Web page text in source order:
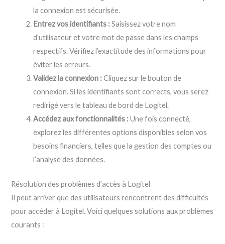
la connexion est sécurisée.
Entrez vos identifiants :Saisissez votre nom
d’utilisateur et votre mot de passe dans les champs
respectifs. Vérifiez l’exactitude des informations pour
éviter les erreurs.
Validez la connexion :Cliquez sur le bouton de
connexion. Si les identifiants sont corrects, vous serez
redirigé vers le tableau de bord de Logitel.
Accédez aux fonctionnalités :Une fois connecté,
explorez les différentes options disponibles selon vos
besoins financiers, telles que la gestion des comptes ou
l’analyse des données.
Résolution des problèmes d’accès à Logitel
Il peut arriver que des utilisateurs rencontrent des difficultés
pour accéder à Logitel. Voici quelques solutions aux problèmes
courants :